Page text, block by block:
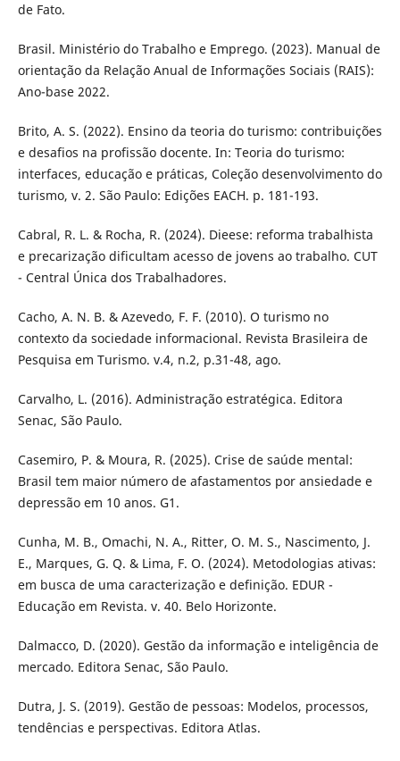
de Fato.
Brasil. Ministério do Trabalho e Emprego. (2023). Manual de
orientação da Relação Anual de Informações Sociais (RAIS):
Ano-base 2022.
Brito, A. S. (2022). Ensino da teoria do turismo: contribuições
e desafios na profissão docente. In: Teoria do turismo:
interfaces, educação e práticas, Coleção desenvolvimento do
turismo, v. 2. São Paulo: Edições EACH. p. 181-193.
Cabral, R. L. & Rocha, R. (2024). Dieese: reforma trabalhista
e precarização dificultam acesso de jovens ao trabalho. CUT
- Central Única dos Trabalhadores.
Cacho, A. N. B. & Azevedo, F. F. (2010). O turismo no
contexto da sociedade informacional. Revista Brasileira de
Pesquisa em Turismo. v.4, n.2, p.31-48, ago.
Carvalho, L. (2016). Administração estratégica. Editora
Senac, São Paulo.
Casemiro, P. & Moura, R. (2025). Crise de saúde mental:
Brasil tem maior número de afastamentos por ansiedade e
depressão em 10 anos. G1.
Cunha, M. B., Omachi, N. A., Ritter, O. M. S., Nascimento, J.
E., Marques, G. Q. & Lima, F. O. (2024). Metodologias ativas:
em busca de uma caracterização e definição. EDUR -
Educação em Revista. v. 40. Belo Horizonte.
Dalmacco, D. (2020). Gestão da informação e inteligência de
mercado. Editora Senac, São Paulo.
Dutra, J. S. (2019). Gestão de pessoas: Modelos, processos,
tendências e perspectivas. Editora Atlas.